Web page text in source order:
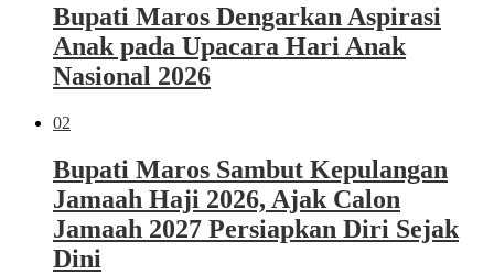
Bupati Maros Dengarkan Aspirasi
Anak pada Upacara Hari Anak
Nasional 2026
02
Bupati Maros Sambut Kepulangan
Jamaah Haji 2026, Ajak Calon
Jamaah 2027 Persiapkan Diri Sejak
Dini